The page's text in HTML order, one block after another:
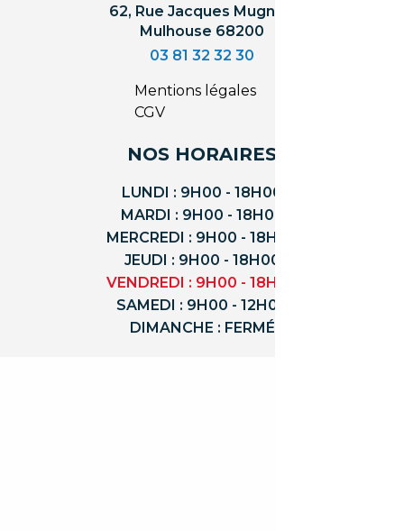
62, Rue Jacques Mugnier
Mulhouse 68200
03 81 32 32 30
Mentions légales
CGV
NOS HORAIRES
LUNDI : 9H00 - 18H00
MARDI : 9H00 - 18H00
MERCREDI : 9H00 - 18H00
JEUDI : 9H00 - 18H00
VENDREDI : 9H00 - 18H00
SAMEDI : 9H00 - 12H00
DIMANCHE : FERMÉ